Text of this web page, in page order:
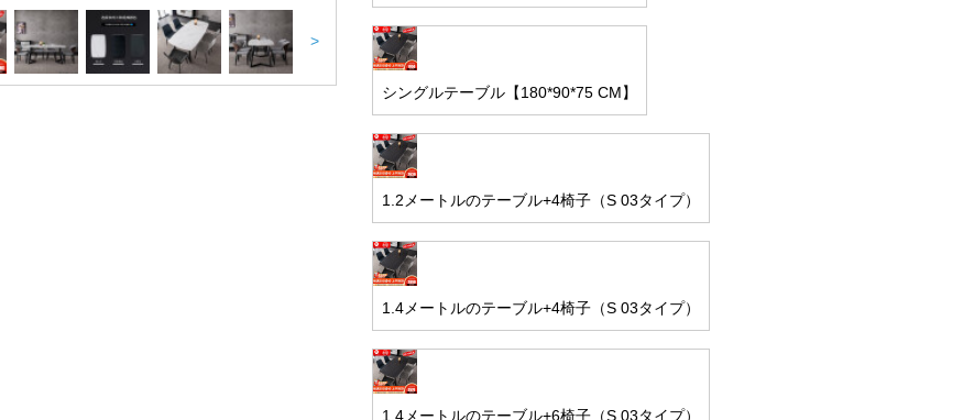
>
シングルテーブル【180*90*75 CM】
1.2メートルのテーブル+4椅子（S 03タイプ）
1.4メートルのテーブル+4椅子（S 03タイプ）
1.4メートルのテーブル+6椅子（S 03タイプ）